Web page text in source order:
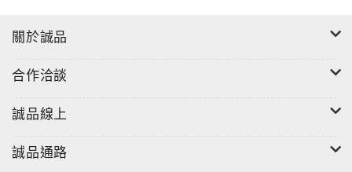
關於誠品
合作洽談
誠品線上
誠品通路